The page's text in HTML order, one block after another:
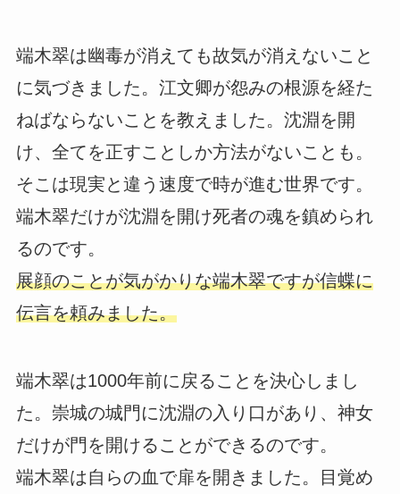
端木翠は幽毒が消えても故気が消えないこと
に気づきました。江文卿が怨みの根源を経た
ねばならないことを教えました。沈淵を開
け、全てを正すことしか方法がないことも。
そこは現実と違う速度で時が進む世界です。
端木翠だけが沈淵を開け死者の魂を鎮められ
るのです。
展顔のことが気がかりな端木翠ですが信蝶に
伝言を頼みました。
端木翠は1000年前に戻ることを決心しまし
た。崇城の城門に沈淵の入り口があり、神女
だけが門を開けることができるのです。
端木翠は自らの血で扉を開きました。目覚め